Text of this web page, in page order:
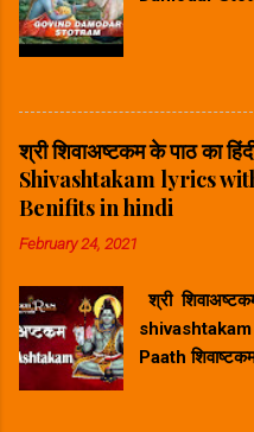
Play
स्तोत्रम
Play Song⬆
Lyrics &
का हिंदी में अर्थ
विनिवेशयन्तम्।
स्मरामि।।
के दोने) पर शयन
स्मरण करता हूँ।
श्री शिवाअष्टकम के पाठ का
Shivashtakam lyrics
Benifits in hindi
February 24, 2021
श्री
Paath
पाठ का हिंदी